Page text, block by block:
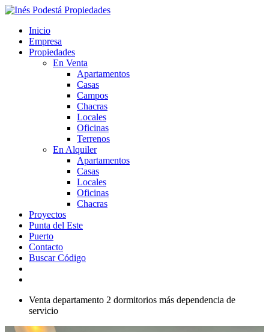
Inicio
Empresa
Propiedades
En Venta
Apartamentos
Casas
Campos
Chacras
Locales
Oficinas
Terrenos
En Alquiler
Apartamentos
Casas
Locales
Oficinas
Chacras
Proyectos
Punta del Este
Puerto
Contacto
Buscar Código
Venta departamento 2 dormitorios más dependencia de
servicio